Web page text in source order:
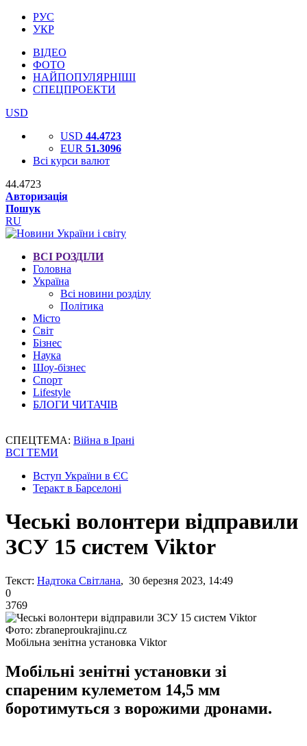
РУС
УКР
ВІДЕО
ФОТО
НАЙПОПУЛЯРНІШІ
СПЕЦПРОЕКТИ
USD
USD 44.4723
EUR 51.3096
Всі курси валют
44.4723
Авторизація
Пошук
RU
ВСІ РОЗДІЛИ
Головна
Україна
Всі новини розділу
Політика
Місто
Світ
Бізнес
Наука
Шоу-бізнес
Спорт
Lifestyle
БЛОГИ ЧИТАЧІВ
СПЕЦТЕМА: Війна в Ірані
ВСІ ТЕМИ
Вступ України в ЄС
Теракт в Барселоні
Чеські волонтери відправили
ЗСУ 15 систем Viktor
Текст: Надтока Світлана, 30 березня 2023, 14:49
0
3769
Фото: zbraneproukrajinu.cz
Мобільна зенітна установка Viktor
Мобільні зенітні установки зі
спареним кулеметом 14,5 мм
боротимуться з ворожими дронами.